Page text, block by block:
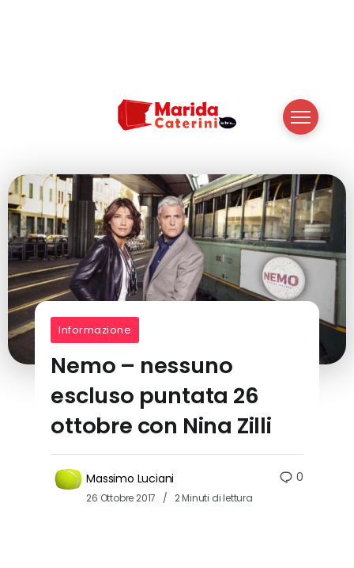
Informazione
Nemo – nessuno
escluso puntata 26
ottobre con Nina Zilli
Massimo Luciani
26 Ottobre 2017 2 Minuti di lettura
0